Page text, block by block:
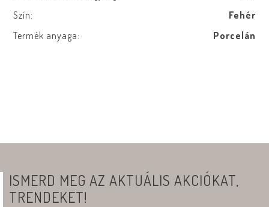
Szín:
Fehér
Termék anyaga:
Porcelán
ISMERD MEG AZ AKTUÁLIS AKCIÓKAT,
TRENDEKET!